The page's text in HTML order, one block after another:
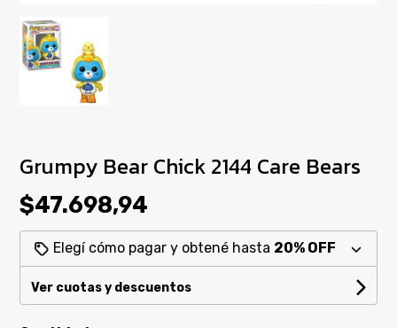
Grumpy Bear Chick 2144 Care Bears
$47.698,94
Elegí cómo pagar y obtené hasta 20% OFF
Ver cuotas y descuentos